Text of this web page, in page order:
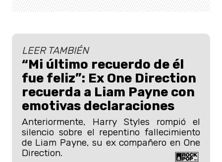
LEER TAMBIÉN
“Mi último recuerdo de él
fue feliz”: Ex One Direction
recuerda a Liam Payne con
emotivas declaraciones
Anteriormente, Harry Styles rompió el
silencio sobre el repentino fallecimiento
de Liam Payne, su ex compañero en One
Direction.